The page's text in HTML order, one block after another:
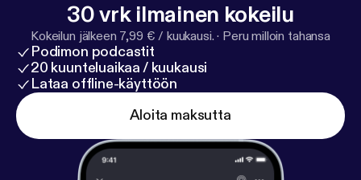
30 vrk ilmainen kokeilu
Kokeilun jälkeen 7,99 € / kuukausi. · Peru milloin tahansa
Podimon podcastit
20 kuunteluaikaa / kuukausi
Lataa offline-käyttöön
Aloita maksutta